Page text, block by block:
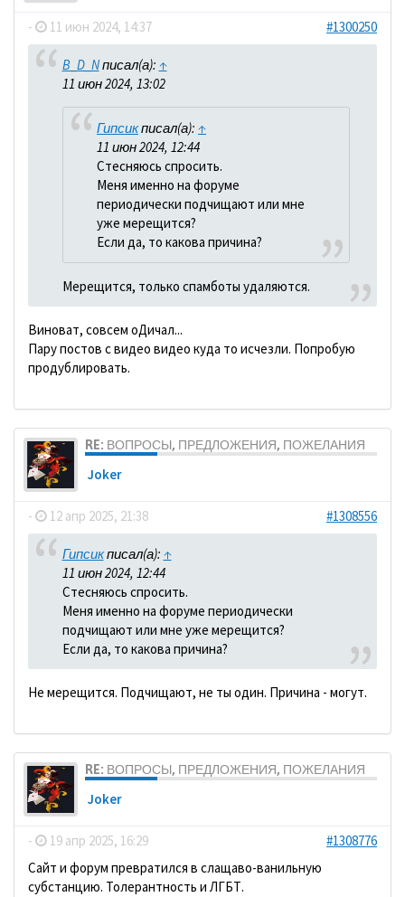
- 11 июн 2024, 14:37 #1300250
B_D_Nписал(а): ↑
11 июн 2024, 13:02
Гипсикписал(а): ↑
11 июн 2024, 12:44
Стесняюсь спросить.
Меня именно на форуме
периодически подчищают или мне
уже мерещится?
Если да, то какова причина?
Мерещится, только спамботы удаляются.
Виноват, совсем оДичал...
Пару постов с видео видео куда то исчезли. Попробую
продублировать.
RE: ВОПРОСЫ, ПРЕДЛОЖЕНИЯ, ПОЖЕЛАНИЯ
Joker
- 12 апр 2025, 21:38 #1308556
Гипсикписал(а): ↑
11 июн 2024, 12:44
Стесняюсь спросить.
Меня именно на форуме периодически
подчищают или мне уже мерещится?
Если да, то какова причина?
Не мерещится. Подчищают, не ты один. Причина - могут.
RE: ВОПРОСЫ, ПРЕДЛОЖЕНИЯ, ПОЖЕЛАНИЯ
Joker
- 19 апр 2025, 16:29
#1308776
Сайт и форум превратился в слащаво-ванильную
субстанцию. Толерантность и ЛГБТ.